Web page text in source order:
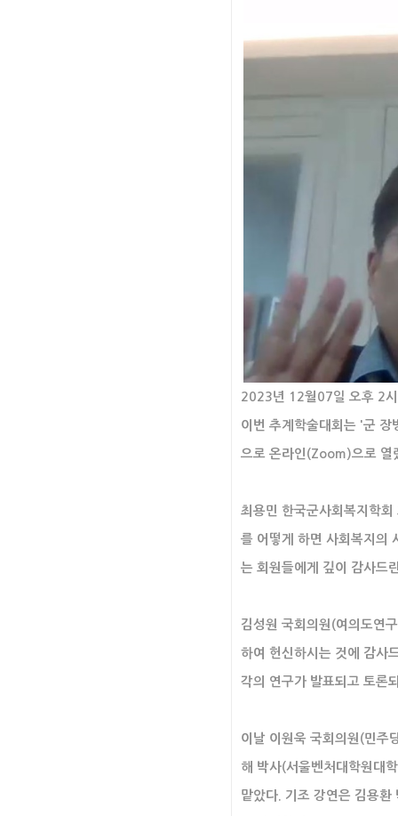
2023년 12월07일 오후 2
이번 추계학술대회는 '군 장
으로 온라인(Zoom)으로 열
최용민 한국군사회복지학
를 어떻게 하면 사회복지의
는 회원들에게 깊이 감사드
김성원 국회의원(여의도연
하여 헌신하시는 것에 감사
각의 연구가 발표되고 토론
이날 이원욱 국회의원(민주
해 박사(서울벤처대학원대
맡았다. 기조 강연은 김용